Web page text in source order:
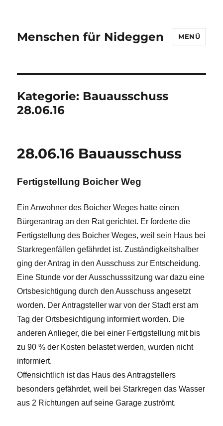
Menschen für Nideggen MENÜ
Kategorie: Bauausschuss
28.06.16
28.06.16 Bauausschuss
Fertigstellung Boicher Weg
Ein Anwohner des Boicher Weges hatte einen
Bürgerantrag an den Rat gerichtet. Er forderte die
Fertigstellung des Boicher Weges, weil sein Haus bei
Starkregenfällen gefährdet ist. Zuständigkeitshalber
ging der Antrag in den Ausschuss zur Entscheidung.
Eine Stunde vor der Ausschusssitzung war dazu eine
Ortsbesichtigung durch den Ausschuss angesetzt
worden. Der Antragsteller war von der Stadt erst am
Tag der Ortsbesichtigung informiert worden. Die
anderen Anlieger, die bei einer Fertigstellung mit bis
zu 90 % der Kosten belastet werden, wurden nicht
informiert.
Offensichtlich ist das Haus des Antragstellers
besonders gefährdet, weil bei Starkregen das Wasser
aus 2 Richtungen auf seine Garage zuströmt.